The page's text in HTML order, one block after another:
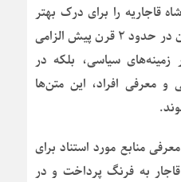
قاجاریه را برای درک بهتر
اوضاع اجتماعی و سیاسی ایران در حدود ۲ قرن پیش الزامی
سیاسی، بلکه در
معرفی افراد، این متن‌ها
منابع مورد استناد برای
به فرنگ پرداخت و در